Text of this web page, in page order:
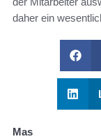
daher ein
Mas